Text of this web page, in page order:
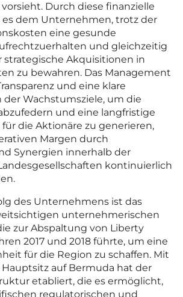
Durch diese finanzielle
dem Unternehmen, trotz der
eine gesunde
und gleichzeitig
strategische Akquisitionen in
zu bewahren. Das Management
und eine klare
Wachstumsziele, um die
und eine langfristige
die Aktionäre zu generieren,
Margen durch
Synergien innerhalb der
kontinuierlich
des Unternehmens ist das
unternehmerischen
zur Abspaltung von Liberty
2017 und 2018 führte, um eine
für die Region zu schaffen. Mit
auf Bermuda hat der
etabliert, die es ermöglicht,
regulatorischen und